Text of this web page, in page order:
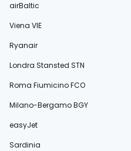
airBaltic
Viena VIE
Ryanair
Londra Stansted STN
Roma Fiumicino FCO
Milano-Bergamo BGY
easyJet
Sardinia